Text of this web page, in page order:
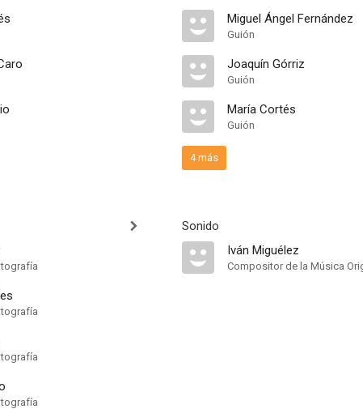
Miguel Ángel Fernández
Guión
Joaquín Górriz
Guión
María Cortés
Guión
4 más
Sonido
Iván Miguélez
Compositor de la Música